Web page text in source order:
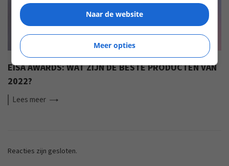
EISA AWARDS: WAT ZIJN DE BESTE PRODUCTEN VAN
2022?
Lees meer
Reacties zijn gesloten.
Naar de website
Meer opties